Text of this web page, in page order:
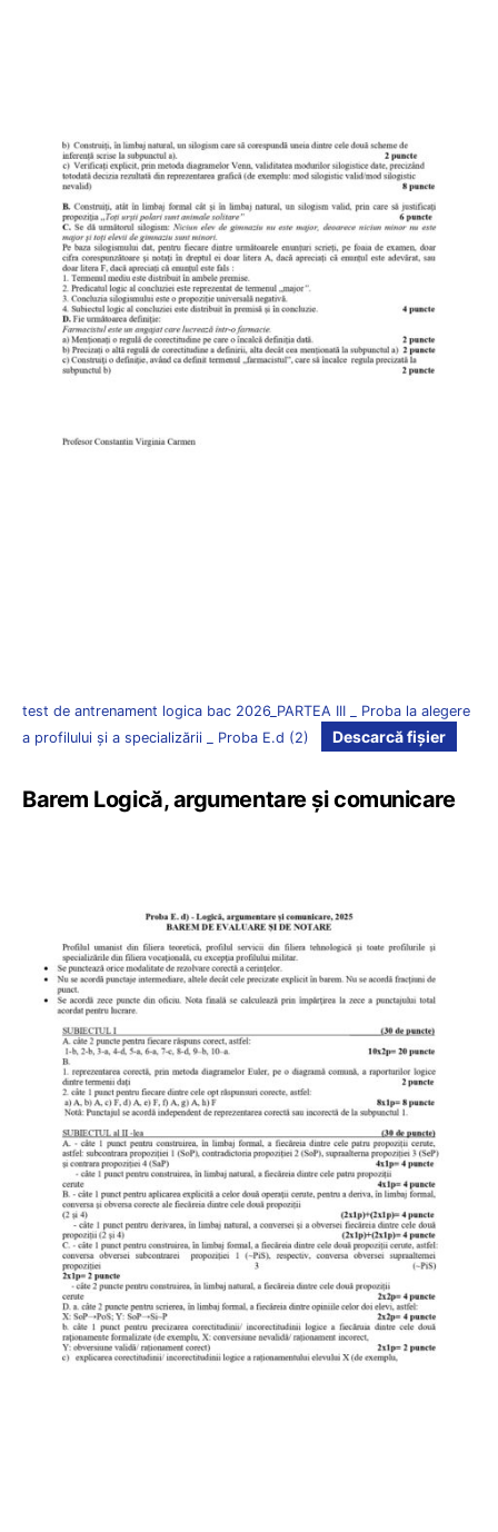
test de antrenament logica bac 2026_PARTEA III _ Proba la alegere
a profilului și a specializării _ Proba E.d (2)
Descarcă fișier
Barem Logică, argumentare și comunicare